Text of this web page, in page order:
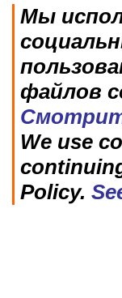
Мы
файлов
We use
Policy.